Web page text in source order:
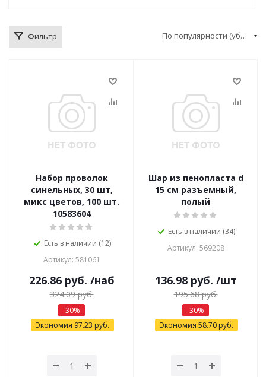
Фильтр По популярности (убывание)
Набор проволок
синельных, 30 шт,
микс цветов, 100 шт.
10583604
Есть в наличии (12)
Артикул: 581061
226.86руб. /наб
324.09руб.
-30%
Экономия 97.23 руб.
Шар из пенопласта d
15 см разъемный,
полый
Есть в наличии (34)
Артикул: 569208
136.98руб. /шт
195.68руб.
-30%
Экономия 58.70 руб.